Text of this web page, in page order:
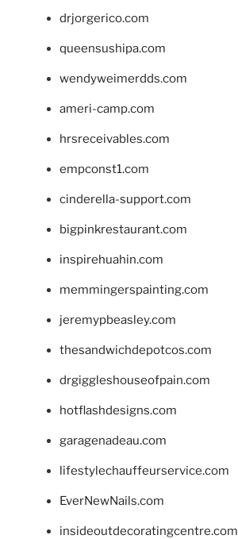
drjorgerico.com
queensushipa.com
wendyweimerdds.com
ameri-camp.com
hrsreceivables.com
empconst1.com
cinderella-support.com
bigpinkrestaurant.com
inspirehuahin.com
memmingerspainting.com
jeremypbeasley.com
thesandwichdepotcos.com
drgiggleshouseofpain.com
hotflashdesigns.com
garagenadeau.com
lifestylechauffeurservice.com
EverNewNails.com
insideoutdecoratingcentre.com